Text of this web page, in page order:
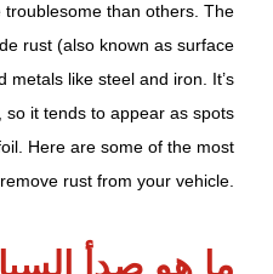
than others. The
rust (also known as surface
metals like steel and iron. It’s
it tends to appear as spots
Here are some of the most
rust from your vehicle.
ما هو صدأ